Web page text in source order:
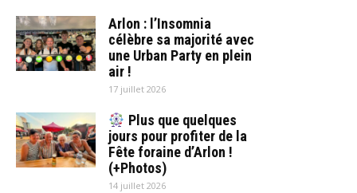
Arlon : l’Insomnia
célèbre sa majorité avec
une Urban Party en plein
air !
17 juillet 2026
Plus que quelques
jours pour profiter de la
Fête foraine d’Arlon !
(+Photos)
14 juillet 2026